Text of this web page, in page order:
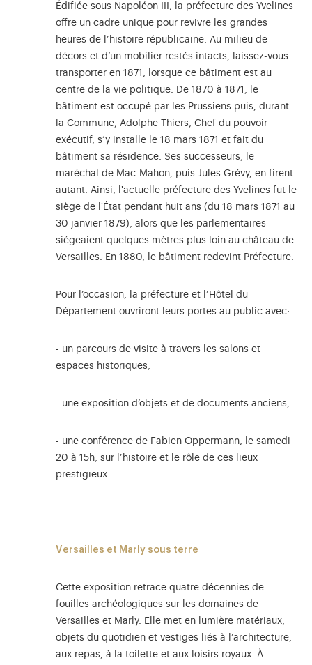
Édifiée sous Napoléon III, la préfecture des Yvelines
offre un cadre unique pour revivre les grandes
heures de l’histoire républicaine. Au milieu de
décors et d’un mobilier restés intacts, laissez-vous
transporter en 1871, lorsque ce bâtiment est au
centre de la vie politique. De 1870 à 1871, le
bâtiment est occupé par les Prussiens puis, durant
la Commune, Adolphe Thiers, Chef du pouvoir
exécutif, s’y installe le 18 mars 1871 et fait du
bâtiment sa résidence. Ses successeurs, le
maréchal de Mac-Mahon, puis Jules Grévy, en firent
autant. Ainsi, l'actuelle préfecture des Yvelines fut le
siège de l'État pendant huit ans (du 18 mars 1871 au
30 janvier 1879), alors que les parlementaires
siégeaient quelques mètres plus loin au château de
Versailles. En 1880, le bâtiment redevint Préfecture.
Pour l’occasion, la préfecture et l’Hôtel du
Département ouvriront leurs portes au public avec:
- un parcours de visite à travers les salons et
espaces historiques,
- une exposition d’objets et de documents anciens,
- une conférence de Fabien Oppermann, le samedi
20 à 15h, sur l’histoire et le rôle de ces lieux
prestigieux.
Versailles et Marly sous terre
Cette exposition retrace quatre décennies de
fouilles archéologiques sur les domaines de
Versailles et Marly. Elle met en lumière matériaux,
objets du quotidien et vestiges liés à l’architecture,
aux repas, à la toilette et aux loisirs royaux. À